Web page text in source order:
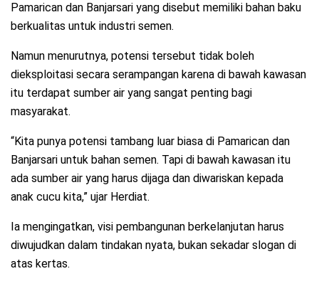
Pamarican dan Banjarsari yang disebut memiliki bahan baku
berkualitas untuk industri semen.
Namun menurutnya, potensi tersebut tidak boleh
dieksploitasi secara serampangan karena di bawah kawasan
itu terdapat sumber air yang sangat penting bagi
masyarakat.
“Kita punya potensi tambang luar biasa di Pamarican dan
Banjarsari untuk bahan semen. Tapi di bawah kawasan itu
ada sumber air yang harus dijaga dan diwariskan kepada
anak cucu kita,” ujar Herdiat.
Ia mengingatkan, visi pembangunan berkelanjutan harus
diwujudkan dalam tindakan nyata, bukan sekadar slogan di
atas kertas.